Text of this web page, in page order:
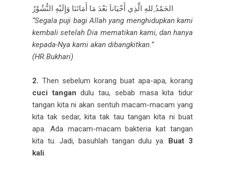
الحَمْدُ ِللهِ الَّذِي أَحْيَاناَ بَعْدَ مَا أَمَاتَنَا وَإِلَيْهِ النُّشُوْرُ
“Segala puji bagi Allah yang menghidupkan kami
kembali setelah Dia mematikan kami, dan hanya
kepada-Nya kami akan dibangkitkan.”
(HR.Bukhari)
2. Then sebelum korang buat apa-apa, korang
cuci tangan dulu tau, sebab masa kita tidur
tangan kita ni akan sentuh macam-macam yang
kita tak sedar, kita tak tau tangan kita ni buat
apa. Ada macam-macam bakteria kat tangan
kita tu. Jadi, basuhlah tangan dulu ya. Buat 3
kali.